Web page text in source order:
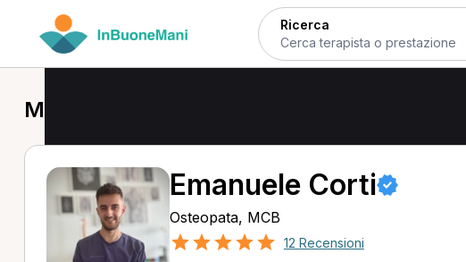
Ricerca
MCB a Cologno Monzese
Emanuele Corti
Osteopata, MCB
12 Recensioni